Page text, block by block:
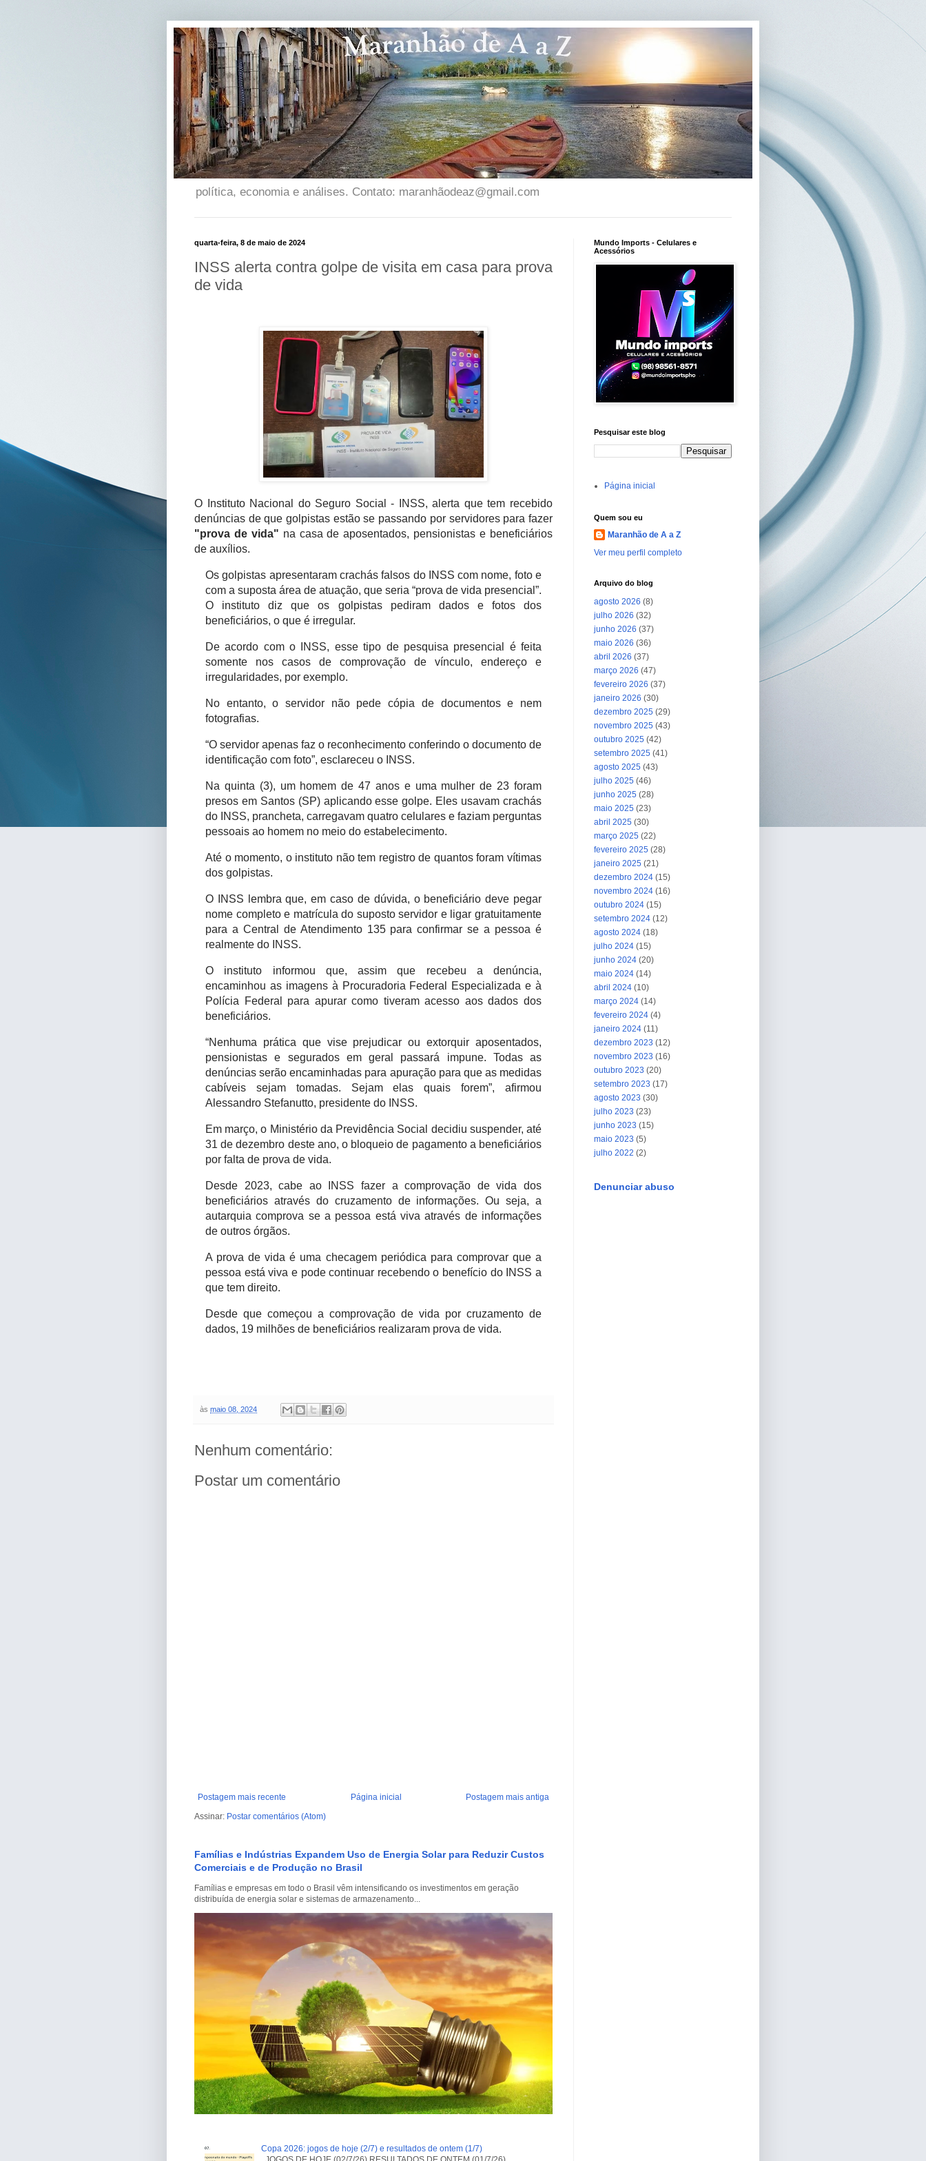
política, economia e análises. Contato: maranhãodeaz@gmail.com
quarta-feira, 8 de maio de 2024
INSS alerta contra golpe de visita em casa para prova
de vida
O Instituto Nacional do Seguro Social - INSS, alerta que tem recebido
denúncias de que golpistas estão se passando por servidores para fazer
"prova de vida" na casa de aposentados, pensionistas e beneficiários
de auxílios.
Os golpistas apresentaram crachás falsos do INSS com nome, foto e
com a suposta área de atuação, que seria “prova de vida presencial”.
O instituto diz que os golpistas pediram dados e fotos dos
beneficiários, o que é irregular.
De acordo com o INSS, esse tipo de pesquisa presencial é feita
somente nos casos de comprovação de vínculo, endereço e
irregularidades, por exemplo.
No entanto, o servidor não pede cópia de documentos e nem
fotografias.
“O servidor apenas faz o reconhecimento conferindo o documento de
identificação com foto”, esclareceu o INSS.
Na quinta (3), um homem de 47 anos e uma mulher de 23 foram
presos em Santos (SP) aplicando esse golpe. Eles usavam crachás
do INSS, prancheta, carregavam quatro celulares e faziam perguntas
pessoais ao homem no meio do estabelecimento.
Até o momento, o instituto não tem registro de quantos foram vítimas
dos golpistas.
O INSS lembra que, em caso de dúvida, o beneficiário deve pegar
nome completo e matrícula do suposto servidor e ligar gratuitamente
para a Central de Atendimento 135 para confirmar se a pessoa é
realmente do INSS.
O instituto informou que, assim que recebeu a denúncia,
encaminhou as imagens à Procuradoria Federal Especializada e à
Polícia Federal para apurar como tiveram acesso aos dados dos
beneficiários.
“Nenhuma prática que vise prejudicar ou extorquir aposentados,
pensionistas e segurados em geral passará impune. Todas as
denúncias serão encaminhadas para apuração para que as medidas
cabíveis sejam tomadas. Sejam elas quais forem”, afirmou
Alessandro Stefanutto, presidente do INSS.
Em março, o Ministério da Previdência Social decidiu suspender, até
31 de dezembro deste ano, o bloqueio de pagamento a beneficiários
por falta de prova de vida.
Desde 2023, cabe ao INSS fazer a comprovação de vida dos
beneficiários através do cruzamento de informações. Ou seja, a
autarquia comprova se a pessoa está viva através de informações
de outros órgãos.
A prova de vida é uma checagem periódica para comprovar que a
pessoa está viva e pode continuar recebendo o benefício do INSS a
que tem direito.
Desde que começou a comprovação de vida por cruzamento de
dados, 19 milhões de beneficiários realizaram prova de vida.
às maio 08, 2024
Nenhum comentário:
Postar um comentário
Postagem mais recente Postagem mais antiga
Página inicial
Assinar: Postar comentários (Atom)
Famílias e Indústrias Expandem Uso de Energia Solar para Reduzir Custos
Comerciais e de Produção no Brasil
Famílias e empresas em todo o Brasil vêm intensificando os investimentos em geração
distribuída de energia solar e sistemas de armazenamento...
Copa 2026: jogos de hoje (2/7) e resultados de ontem (1/7)
Mundo Imports - Celulares e
Acessórios
Pesquisar este blog
Página inicial
Quem sou eu
Maranhão de A a Z
Ver meu perfil completo
Arquivo do blog
agosto 2026 (8)
julho 2026 (32)
junho 2026 (37)
maio 2026 (36)
abril 2026 (37)
março 2026 (47)
fevereiro 2026 (37)
janeiro 2026 (30)
dezembro 2025 (29)
novembro 2025 (43)
outubro 2025 (42)
setembro 2025 (41)
agosto 2025 (43)
julho 2025 (46)
junho 2025 (28)
maio 2025 (23)
abril 2025 (30)
março 2025 (22)
fevereiro 2025 (28)
janeiro 2025 (21)
dezembro 2024 (15)
novembro 2024 (16)
outubro 2024 (15)
setembro 2024 (12)
agosto 2024 (18)
julho 2024 (15)
junho 2024 (20)
maio 2024 (14)
abril 2024 (10)
março 2024 (14)
fevereiro 2024 (4)
janeiro 2024 (11)
dezembro 2023 (12)
novembro 2023 (16)
outubro 2023 (20)
setembro 2023 (17)
agosto 2023 (30)
julho 2023 (23)
junho 2023 (15)
maio 2023 (5)
julho 2022 (2)
Denunciar abuso